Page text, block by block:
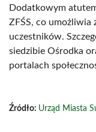
Dodatkowym
ZFŚS, co umożliwia
uczestników.
siedzibie Ośrodka
portalach
Źródło: Urząd Miasta